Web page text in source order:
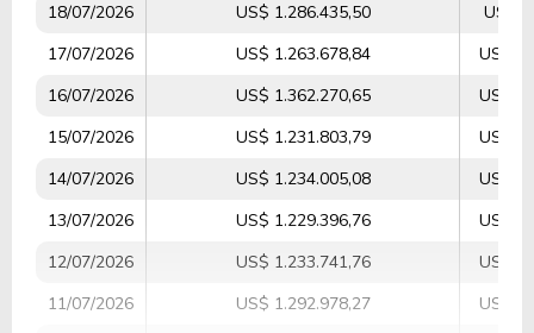
18/07/2026
US$ 1.286.435,50
US$
17/07/2026
US$ 1.263.678,84
US$
16/07/2026
US$ 1.362.270,65
US$
15/07/2026
US$ 1.231.803,79
US$
14/07/2026
US$ 1.234.005,08
US$
13/07/2026
US$ 1.229.396,76
US$
12/07/2026
US$ 1.233.741,76
US$
11/07/2026
US$ 1.292.978,27 US$